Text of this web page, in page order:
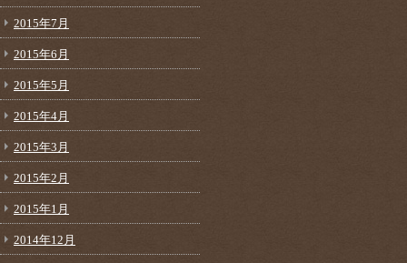
2015年7月
2015年6月
2015年5月
2015年4月
2015年3月
2015年2月
2015年1月
2014年12月